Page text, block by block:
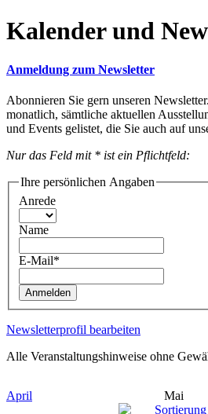
Kalender und
Anmeldung zum Newsletter
Abonnieren Sie gern unseren
monatlich, sämtliche aktuellen
und Events gelistet, die Sie auch auf
Nur das Feld mit * ist ein Pflichtfeld:
Ihre persönlichen Angaben
Anrede
Name
E-Mail*
Anmelden
Newsletterprofil bearbeiten
Alle Veranstaltungshinweise ohne
April Mai